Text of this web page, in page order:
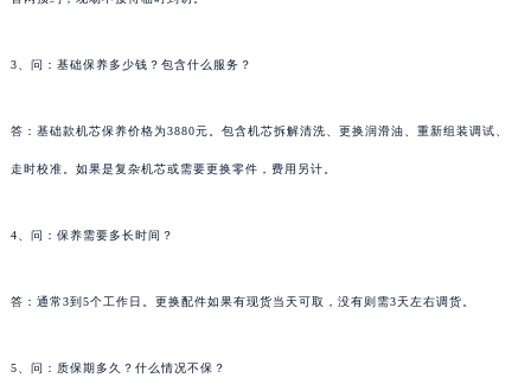
3、问：基础保养多少钱？包含什么服务？
答：基础款机芯保养价格为3880元。包含机芯拆解清洗、更换润滑油、重新组装调试、
走时校准。如果是复杂机芯或需要更换零件，费用另计。
4、问：保养需要多长时间？
答：通常3到5个工作日。更换配件如果有现货当天可取，没有则需3天左右调货。
5、问：质保期多久？什么情况不保？